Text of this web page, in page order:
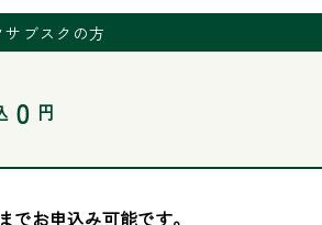
サブスクの方
0 円
お申込み可能です。